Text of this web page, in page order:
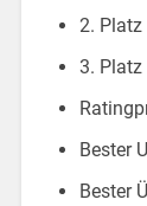
2. Platz
3. Platz
Bester
Bester